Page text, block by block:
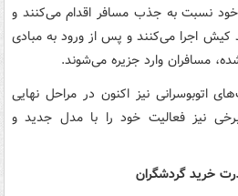
خود نسبت به جذب مسافر اقدام می‌کنند و
کیش اجرا می‌کنند و پس از ورود به مبادی
مسافران وارد جزیره می‌شوند.
اتوبوسرانی نیز اکنون در مراحل نهایی
نیز فعالیت خود را با مدل جدید و
خرید گردشگران